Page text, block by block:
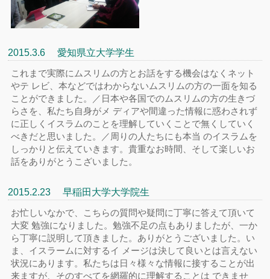
2015.3.6 愛知県立大学学生
これまで実際にムスリムの方とお話をする機会はなくネット
やテ レビ、本などではわからないムスリムの方の一面を知る
ことができました。／日本や各国でのムスリムの方の生きづ
らさを、私たち自身がメ ディアや間違った情報に惑わされず
に正しくイスラムのことを理解していくことで無くしていく
べきだと思いました。／周りの人たちにも本当 のイスラムを
しっかりと伝えていきます。貴重なお時間、そして楽しいお
話をありがとうこざいました。
2015.2.23 早稲田大学大学院生
お忙しいなかで、こちらの質問や疑問に丁寧に答えて頂いて
大変 勉強になりました。勉強不足の点もありましたが、一か
ら丁寧に説明して頂きました。ありがとうございました。い
ま、イスラームに対するイ メージは決して良いとは言えない
状況にあります。私たちは日々様々な情報に接することが出
来ますが、そのすべてを網羅的に理解することは できませ